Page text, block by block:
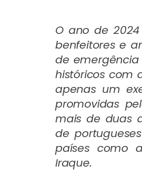
O ano de
benfeitores e
de emergência
históricos com
apenas um
promovidas
mais de duas
de
países como
Iraque.